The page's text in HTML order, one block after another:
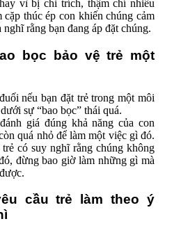
vì bị chỉ trích, thậm chí nhiều
thúc ép con khiến chúng cảm
rằng bạn đang áp đặt chúng.
bọc bảo vệ trẻ một
nếu bạn đặt trẻ trong một môi
sự “bao bọc” thái quá.
giá đúng khả năng của con
quá nhỏ để làm một việc gì đó.
có suy nghĩ rằng chúng không
đừng bao giờ làm những gì mà
cầu trẻ làm theo ý